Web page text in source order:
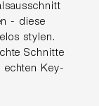
- diese
stylen.
Schnitte
echten Key-